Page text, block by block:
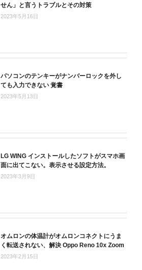
せん」と言うトラブルとその対策
2023年5月16日
パソコンのテンキーがナンバーロックを外し
ても入力できない 覚書
2023年5月13日
LG WING インストールしたソフトがスマホ画
面に出てこない。表示させる設定方法。
2023年3月9日
オムロンの体温計がオムロンコネクトにうま
く転送されない、解決 Oppo Reno 10x Zoom
2023年2月15日